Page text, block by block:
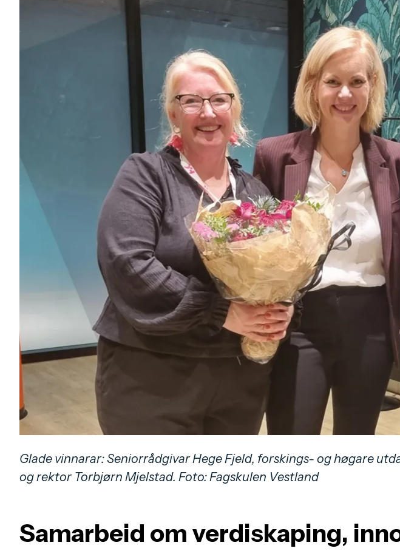
Glade vinnarar: Seniorrådgivar Hege Fjeld, forskings- og høgare
og rektor Torbjørn Mjelstad. Foto: Fagskulen Vestland
Samarbeid om verdiskaping,